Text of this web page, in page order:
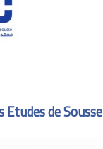
de Sousse